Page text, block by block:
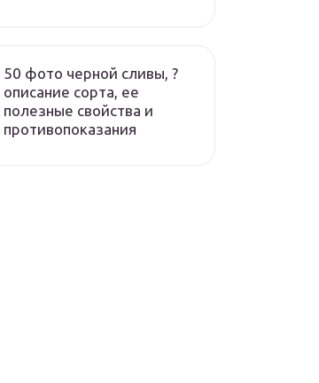
50 фото черной сливы, ?
описание сорта, ее
полезные свойства и
противопоказания